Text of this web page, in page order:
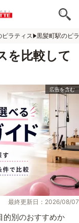
ラティス 黒髪町駅のピ
を比較して
最終更新日：2026/08/07
的別のおすすめか